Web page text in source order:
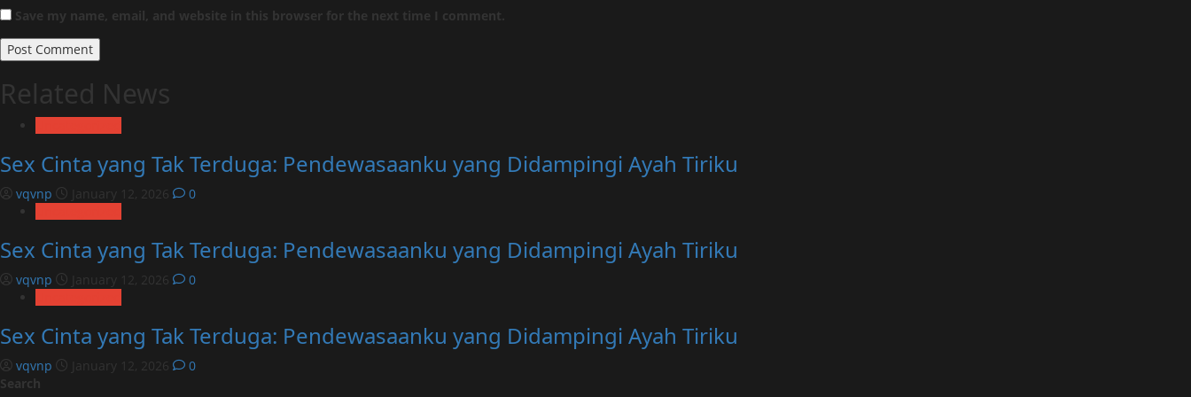
Save my name, email, and website in this browser for the next time I comment.
Related News
Sex Cinta yang Tak Terduga: Pendewasaanku yang Didampingi Ayah Tiriku
vqvnp January 12, 2026
0
Sex Cinta yang Tak Terduga: Pendewasaanku yang Didampingi Ayah Tiriku
vqvnp January 12, 2026
0
Sex Cinta yang Tak Terduga: Pendewasaanku yang Didampingi Ayah Tiriku
vqvnp January 12, 2026
0
Search